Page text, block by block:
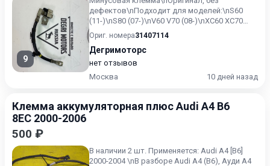
9
дефектов\nПодходит для моделей:\nS60
(11-)\nS80 (07-)\nV60 V70 (08-)\nXC60 XC70
(08-)\n\nПодходит для двигат...
Ориг. номера31407114
Дегримоторс
нет отзывов
Москва
10 дней назад
Клемма аккумуляторная плюс Audi A4 B6
8EC 2000-2006
500 ₽
В наличии 2 шт. Применяется: Audi A4 [B6]
2000-2004 \nВ разборе Audi A4 (B6), Ауди А4